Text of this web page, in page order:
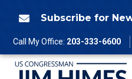
 Subscribe for
Call My Office: 203-333-6600